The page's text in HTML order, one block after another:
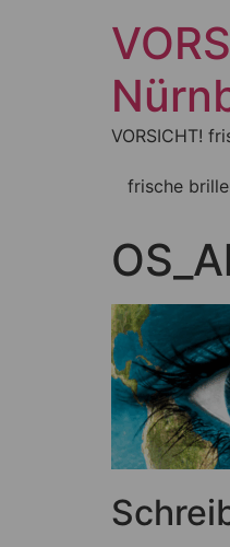
VORSICHT!
frische